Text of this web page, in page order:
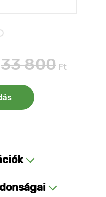
33 800 Ft